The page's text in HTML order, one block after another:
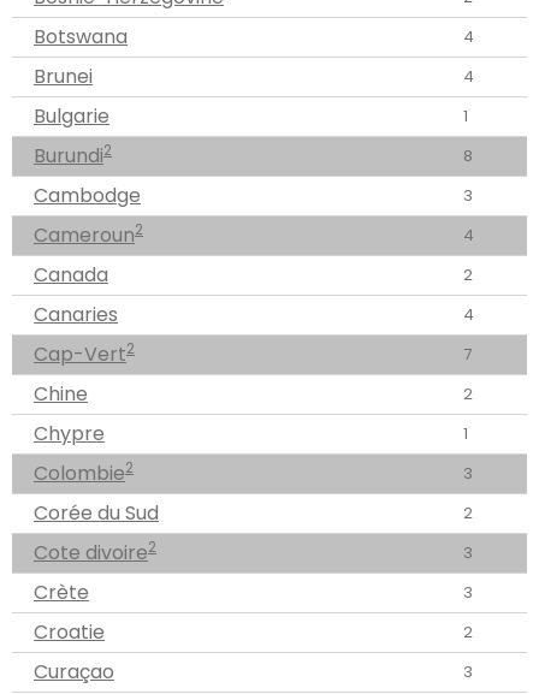
Botswana 4
Brunei 4
Bulgarie 1
Burundi2 8
Cambodge 3
Cameroun2 4
Canada 2
Canaries 4
Cap-Vert2 7
Chine 2
Chypre 1
Colombie2 3
Corée du Sud 2
Cote divoire2 3
Crète 3
Croatie 2
Curaçao 3